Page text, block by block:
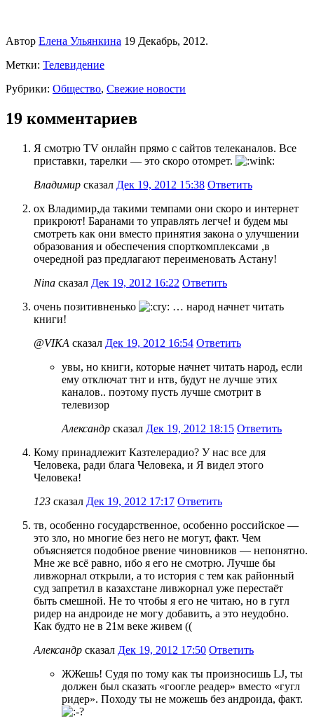
Автор Елена Ульянкина 19 Декабрь, 2012.
Метки: Телевидение
Рубрики: Общество, Свежие новости
19 комментариев
Я смотрю TV онлайн прямо с сайтов телеканалов. Все
приставки, тарелки — это скоро отомрет.
Владимир сказал Дек 19, 2012 15:38 Ответить
ох Владимир,да такими темпами они скоро и интернет
прикроют! Баранами то управлять легче! и будем мы
смотреть как они вместо принятия закона о улучшении
образования и обеспечения спорткомплексами ,в
очередной раз предлагают переименовать Астану!
Nina сказал Дек 19, 2012 16:22 Ответить
очень позитивненько
… народ начнет читать
книги!
@VIKA сказал Дек 19, 2012 16:54 Ответить
увы, но книги, которые начнет читать народ, если
ему отключат тнт и нтв, будут не лучше этих
каналов.. поэтому пусть лучше смотрит в
телевизор
Александр сказал Дек 19, 2012 18:15 Ответить
Кому принадлежит Казтелерадио? У нас все для
Человека, ради блага Человека, и Я видел этого
Человека!
123 сказал Дек 19, 2012 17:17 Ответить
тв, особенно государственное, особенно российское —
это зло, но многие без него не могут, факт. Чем
объясняется подобное рвение чиновников — непонятно.
Мне же всё равно, ибо я его не смотрю. Лучше бы
ливжорнал открыли, а то история с тем как районный
суд запретил в казахстане ливжорнал уже перестаёт
быть смешной. Не то чтобы я его не читаю, но в гугл
ридер на андроиде не могу добавить, а это неудобно.
Как будто не в 21м веке живем ((
Александр сказал Дек 19, 2012 17:50 Ответить
ЖЖешь! Судя по тому как ты произносишь LJ, ты
должен был сказать «гоогле реадер» вместо «гугл
ридер». Походу ты не можешь без андроида, факт.